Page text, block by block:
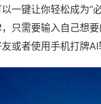
一键让你轻松成为“
只需要输入自己想
或者使用手机打牌AI